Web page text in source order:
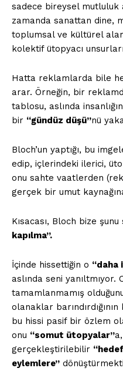
sadece bireysel mutluluk
zamanda sanattan dine,
toplumsal ve kültürel
kolektif ütopyacı unsurları
Hatta reklamlarda bile
arar. Örneğin, bir
tablosu, aslında
bir “gündüz düşü”nü
Bloch’un yaptığı, bu
edip, içlerindeki ilerici,
onu sahte vaatlerden
gerçek bir umut
Kısacası, Bloch bize
kapılma”.
İçinde hissettiğin o “daha
aslında seni yanıltmıyor.
tamamlanmamış
olanaklar
bu hissi pasif bir özlem
onu “somut ütopyalar”
gerçekleştirilebilir
eylemlere”